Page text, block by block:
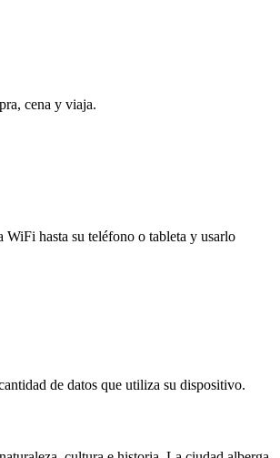
cena y viaja.
WiFi hasta su teléfono o tableta y usarlo
de datos que utiliza su dispositivo.